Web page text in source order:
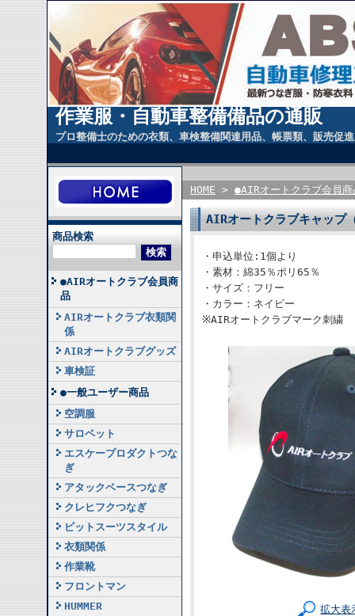
作業服・自動車整備備品の通販
プロ整備士のための衣類、車検整備関連用品、帳票類、販売促
商品検索
●AIRオートクラブ会員商
品
AIRオートクラブ衣類関
係
AIRオートクラブグッズ
車検証
●一般ユーザー商品
空調服
サロペット
エスケープロダクトつな
ぎ
アタックベースつなぎ
クレヒフクつなぎ
ピットスーツスタイル
衣類関係
作業靴
フロントマン
HUMMER
HOME > ●AIRオートクラブ会員商
AIRオートクラブキャッ
・申込単位:1個より
・素材：綿35％ポリ65％
・サイズ：フリー
・カラー：ネイビー
※AIRオートクラブマーク刺繍
拡大表